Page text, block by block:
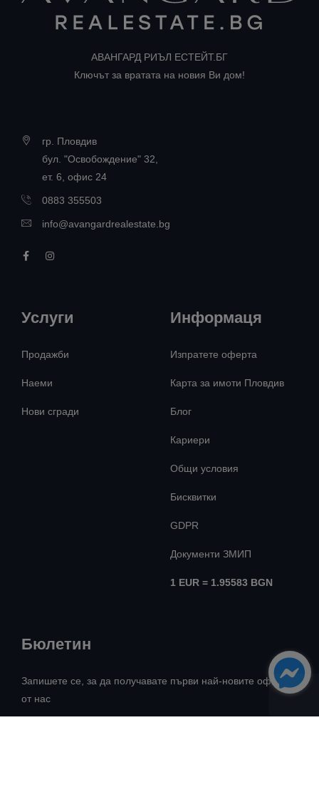
АВАНГАРД РИЪЛ ЕСТЕЙТ.БГ
Ключът за вратата на новия Ви дом!
гр. Пловдив
бул. "Освобождение" 32,
ет. 6, офис 24
0883 355503
info@avangardrealestate.bg
Услуги
Продажби
Наеми
Нови сгради
Информаця
Изпратете оферта
Карта за имоти Пловдив
Блог
Кариери
Общи условия
Бисквитки
GDPR
Документи ЗМИП
1 EUR = 1.95583 BGN
Бюлетин
Запишете се, за да получавате първи най-новите оферти
от нас